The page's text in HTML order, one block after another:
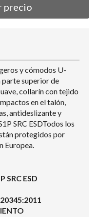
precio
y cómodos U-
parte superior de
collarín con tejido
en el talón,
antideslizante y
SRC ESDTodos los
protegidos por
Europea.
SRC ESD